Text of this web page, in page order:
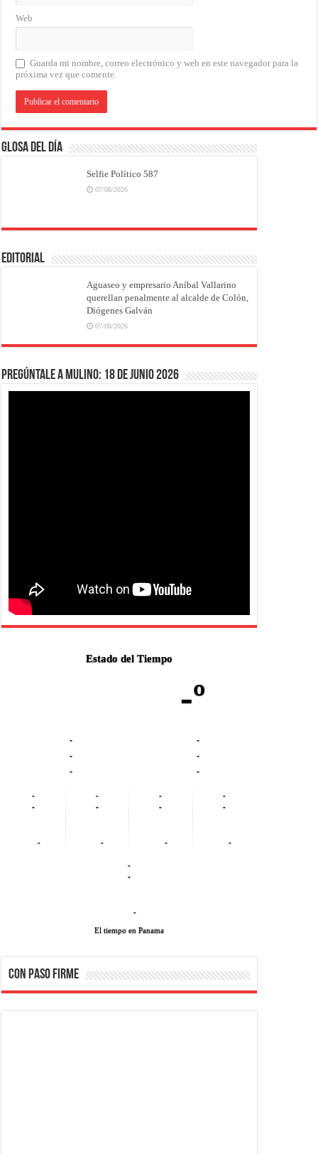
Web
Guarda mi nombre, correo electrónico y web en este navegador para la
próxima vez que comente.
Glosa del Día
Selfie Político 587
07/08/2026
EDITORIAL
Aguaseo y empresario Aníbal Vallarino
querellan penalmente al alcalde de Colón,
Diógenes Galván
07/08/2026
Pregúntale a Mulino: 18 de junio 2026
Estado del Tiempo
-º
-
-
-
-
-
-
-
-
-
-
-
-
-
-
-
-
-
-
-
-
-
El tiempo en Panama
CON PASO FIRME